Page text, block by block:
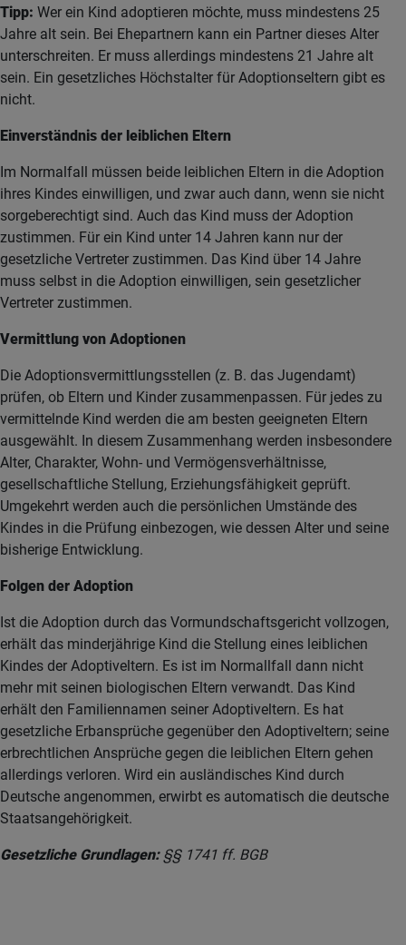
Tipp: Wer ein Kind adoptieren möchte, muss mindestens 25
Jahre alt sein. Bei Ehepartnern kann ein Partner dieses Alter
unterschreiten. Er muss allerdings mindestens 21 Jahre alt
sein. Ein gesetzliches Höchstalter für Adoptionseltern gibt es
nicht.
Einverständnis der leiblichen Eltern
Im Normalfall müssen beide leiblichen Eltern in die Adoption
ihres Kindes einwilligen, und zwar auch dann, wenn sie nicht
sorgeberechtigt sind. Auch das Kind muss der Adoption
zustimmen. Für ein Kind unter 14 Jahren kann nur der
gesetzliche Vertreter zustimmen. Das Kind über 14 Jahre
muss selbst in die Adoption einwilligen, sein gesetzlicher
Vertreter zustimmen.
Vermittlung von Adoptionen
Die Adoptionsvermittlungsstellen (z. B. das Jugendamt)
prüfen, ob Eltern und Kinder zusammenpassen. Für jedes zu
vermittelnde Kind werden die am besten geeigneten Eltern
ausgewählt. In diesem Zusammenhang werden insbesondere
Alter, Charakter, Wohn- und Vermögensverhältnisse,
gesellschaftliche Stellung, Erziehungsfähigkeit geprüft.
Umgekehrt werden auch die persönlichen Umstände des
Kindes in die Prüfung einbezogen, wie dessen Alter und seine
bisherige Entwicklung.
Folgen der Adoption
Ist die Adoption durch das Vormundschaftsgericht vollzogen,
erhält das minderjährige Kind die Stellung eines leiblichen
Kindes der Adoptiveltern. Es ist im Normallfall dann nicht
mehr mit seinen biologischen Eltern verwandt. Das Kind
erhält den Familiennamen seiner Adoptiveltern. Es hat
gesetzliche Erbansprüche gegenüber den Adoptiveltern; seine
erbrechtlichen Ansprüche gegen die leiblichen Eltern gehen
allerdings verloren. Wird ein ausländisches Kind durch
Deutsche angenommen, erwirbt es automatisch die deutsche
Staatsangehörigkeit.
Gesetzliche Grundlagen:§§ 1741 ff. BGB